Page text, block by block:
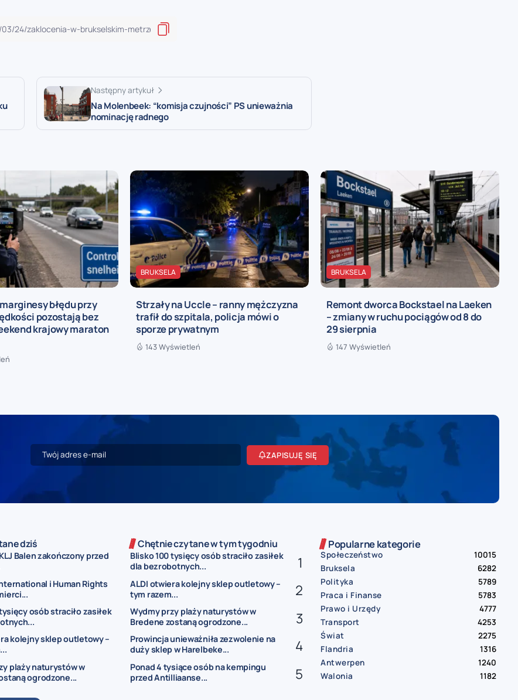
Następny artykuł
Na Molenbeek: “komisja czujności” PS unieważnia
nominację radnego
błędu przy
pozostają bez
krajowy maraton
BRUKSELA
Strzały na Uccle – ranny mężczyzna
trafił do szpitala, policja mówi o
sporze prywatnym
143 Wyświetleń
BRUKSELA
Remont dworca Bockstael na Laeken
– zmiany w ruchu pociągów od 8 do
29 sierpnia
147 Wyświetleń
ZAPISUJĘ SIĘ
dziś
Balen zakończony przed
i Human Rights
osób straciło zasiłek
kolejny sklep outletowy –
plaży naturystów w
ogrodzone...
Chętnie czytane w tym tygodniu
Blisko 100 tysięcy osób straciło zasiłek
dla bezrobotnych...
ALDI otwiera kolejny sklep outletowy –
tym razem...
Wydmy przy plaży naturystów w
Bredene zostaną ogrodzone...
Prowincja unieważniła zezwolenie na
duży sklep w Harelbeke...
Ponad 4 tysiące osób na kempingu
przed Antilliaanse...
Popularne kategorie
Społeczeństwo
10015
Bruksela
6282
Polityka
5789
Praca i Finanse
5783
Prawo i Urzędy
4777
Transport
4253
Świat
2275
Flandria
1316
Antwerpen
1240
Walonia
1182